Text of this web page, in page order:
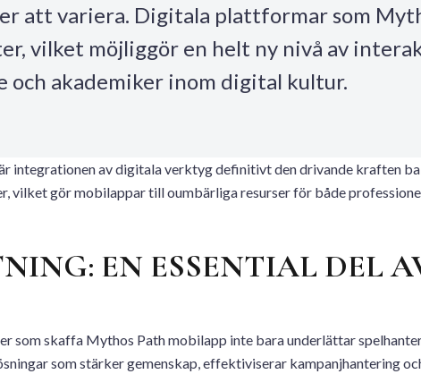
att variera. Digitala plattformar som
vilket möjliggör en helt ny nivå av
och akademiker inom digital kultur.
integrationen av digitala verktyg definitivt den drivande kraften
vilket gör mobilappar till oumbärliga resurser för både
EN ESSENTIAL DEL
som skaffa Mythos Path mobilapp inte bara underlättar
som stärker gemenskap, effektiviserar kampanjhantering